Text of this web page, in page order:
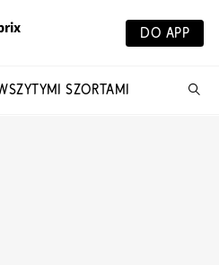
DO APP
SZORTAMI